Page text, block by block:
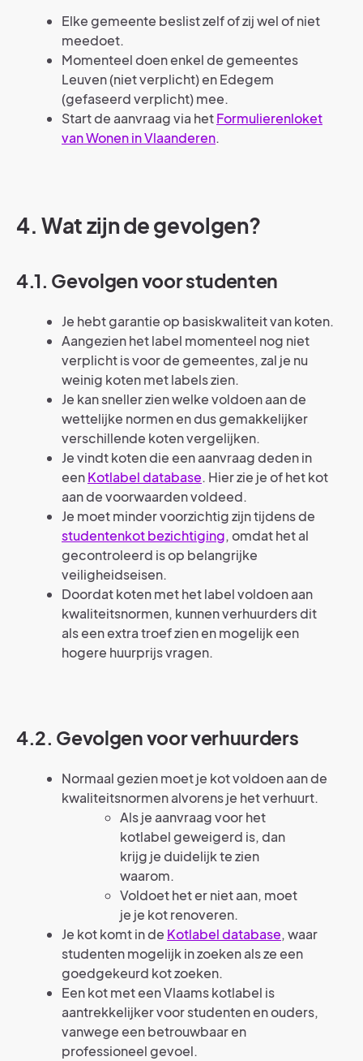
Elke gemeente beslist zelf of zij wel of niet
meedoet.
Momenteel doen enkel de gemeentes
Leuven (niet verplicht) en Edegem
(gefaseerd verplicht) mee.
Start de aanvraag via hetFormulierenloket
van Wonen in Vlaanderen.
4. Wat zijn de gevolgen?
4.1. Gevolgen voor studenten
Je hebt garantie op basiskwaliteit van koten.
Aangezien het label momenteel nog niet
verplicht is voor de gemeentes, zal je nu
weinig koten met labels zien.
Je kan sneller zien welke voldoen aan de
wettelijke normen en dus gemakkelijker
verschillende koten vergelijken.
Je vindt koten die een aanvraag deden in
eenKotlabel database. Hier zie je of het kot
aan de voorwaarden voldeed.
Je moet minder voorzichtig zijn tijdens de
studentenkot bezichtiging, omdat het al
gecontroleerd is op belangrijke
veiligheidseisen.
Doordat koten met het label voldoen aan
kwaliteitsnormen, kunnen verhuurders dit
als een extra troef zien en mogelijk een
hogere huurprijs vragen.
4.2. Gevolgen voor verhuurders
Normaal gezien moet je kot voldoen aan de
kwaliteitsnormen alvorens je het verhuurt.
Als je aanvraag voor het
kotlabel geweigerd is, dan
krijg je duidelijk te zien
waarom.
Voldoet het er niet aan, moet
je je kot renoveren.
Je kot komt in de Kotlabel database, waar
studenten mogelijk in zoeken als ze een
goedgekeurd kot zoeken.
Een kot met een Vlaams kotlabel is
aantrekkelijker voor studenten en ouders,
vanwege een betrouwbaar en
professioneel gevoel.